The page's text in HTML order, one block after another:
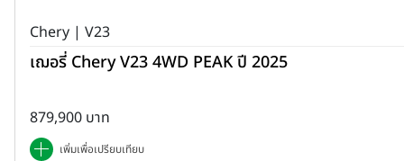
Chery | V23
เฌอรี่ Chery V23 4WD PEAK ปี 2025
879,900 บาท
เพิ่มเพื่อเปรียบเทียบ